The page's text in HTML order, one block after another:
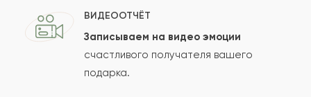
Отзыв будет опубликован после проверки.
Проверяем на спам.
ВИДЕООТЧЁТ
Записываем на видео эмоции
счастливого получателя вашего
подарка.